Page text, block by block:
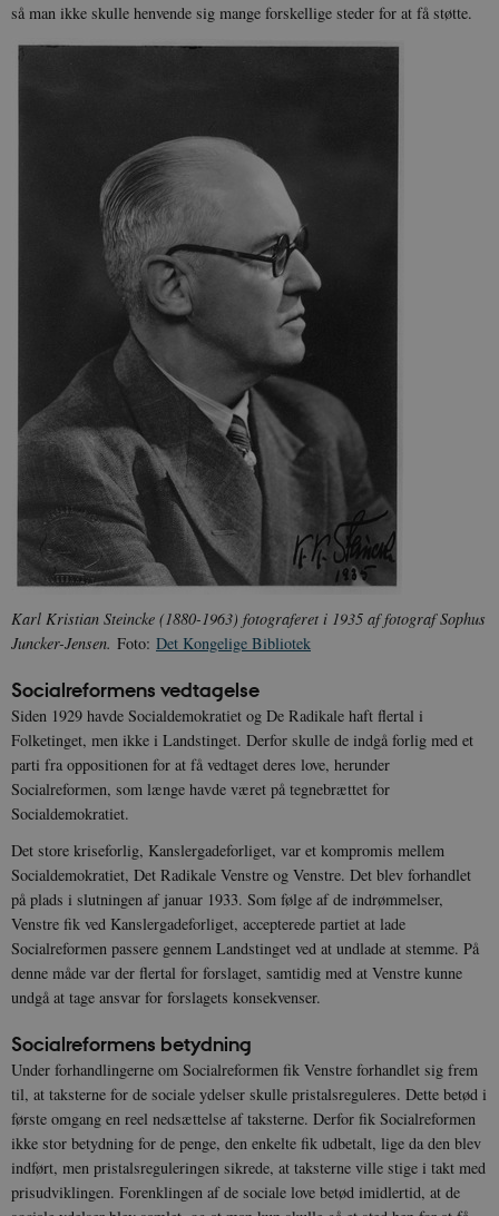
så man ikke skulle henvende sig mange forskellige steder for at få støtte.
Karl Kristian Steincke (1880-1963) fotograferet i 1935 af fotograf Sophus
Juncker-Jensen. Foto: Det Kongelige Bibliotek
Socialreformens vedtagelse
Siden 1929 havde Socialdemokratiet og De Radikale haft flertal i
Folketinget, men ikke i Landstinget. Derfor skulle de indgå forlig med et
parti fra oppositionen for at få vedtaget deres love, herunder
Socialreformen, som længe havde været på tegnebrættet for
Socialdemokratiet.
Det store kriseforlig, Kanslergadeforliget, var et kompromis mellem
Socialdemokratiet, Det Radikale Venstre og Venstre. Det blev forhandlet
på plads i slutningen af januar 1933. Som følge af de indrømmelser,
Venstre fik ved Kanslergadeforliget, accepterede partiet at lade
Socialreformen passere gennem Landstinget ved at undlade at stemme. På
denne måde var der flertal for forslaget, samtidig med at Venstre kunne
undgå at tage ansvar for forslagets konsekvenser.
Socialreformens betydning
Under forhandlingerne om Socialreformen fik Venstre forhandlet sig frem
til, at taksterne for de sociale ydelser skulle pristalsreguleres. Dette betød i
første omgang en reel nedsættelse af taksterne. Derfor fik Socialreformen
ikke stor betydning for de penge, den enkelte fik udbetalt, lige da den blev
indført, men pristalsreguleringen sikrede, at taksterne ville stige i takt med
prisudviklingen. Forenklingen af de sociale love betød imidlertid, at de